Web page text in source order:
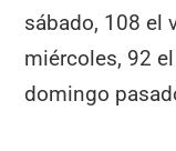
sábado, 108 el
miércoles, 92
domingo